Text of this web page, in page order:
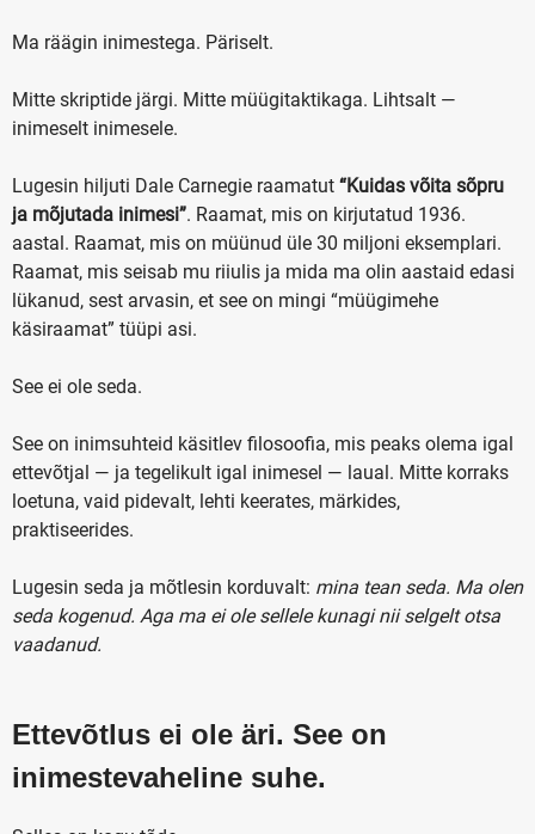
Ma räägin inimestega. Päriselt.
Mitte skriptide järgi. Mitte müügitaktikaga. Lihtsalt —
inimeselt inimesele.
Lugesin hiljuti Dale Carnegie raamatut “Kuidas võita sõpru
ja mõjutada inimesi”. Raamat, mis on kirjutatud 1936.
aastal. Raamat, mis on müünud üle 30 miljoni eksemplari.
Raamat, mis seisab mu riiulis ja mida ma olin aastaid edasi
lükanud, sest arvasin, et see on mingi “müügimehe
käsiraamat” tüüpi asi.
See ei ole seda.
See on inimsuhteid käsitlev filosoofia, mis peaks olema igal
ettevõtjal — ja tegelikult igal inimesel — laual. Mitte korraks
loetuna, vaid pidevalt, lehti keerates, märkides,
praktiseerides.
Lugesin seda ja mõtlesin korduvalt: mina tean seda. Ma olen
seda kogenud. Aga ma ei ole sellele kunagi nii selgelt otsa
vaadanud.
Ettevõtlus ei ole äri. See on
inimestevaheline suhe.